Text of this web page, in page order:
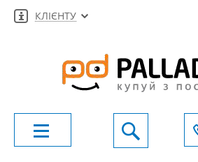
КЛІЄНТУ